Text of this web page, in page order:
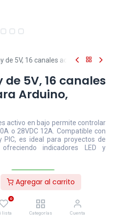
Agregar al carrito
0
lista Categorías Cuenta
de 5V, 16 canales activo en bajo
5V, 16 canales
Arduino,
activo en bajo permite controlar
o 28VDC 12A. Compatible con
PIC, es ideal para proyectos de
indicadores LED y
- 5,3
Incluye IVA